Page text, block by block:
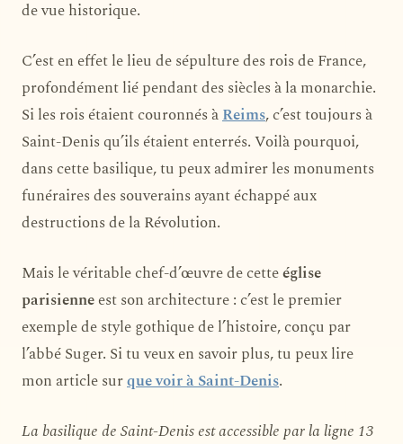
de vue historique.
C’est en effet le lieu de sépulture des rois de France,
profondément lié pendant des siècles à la monarchie.
Si les rois étaient couronnés àReims, c’est toujours à
Saint-Denis qu’ils étaient enterrés. Voilà pourquoi,
dans cette basilique, tu peux admirer les monuments
funéraires des souverains ayant échappé aux
destructions de la Révolution.
Mais le véritable chef-d’œuvre de cetteéglise
parisienneest son architecture : c’est le premier
exemple de style gothique de l’histoire, conçu par
l’abbé Suger. Si tu veux en savoir plus, tu peux lire
mon article surque voir à Saint-Denis.
La basilique de Saint-Denis est accessible par la ligne 13